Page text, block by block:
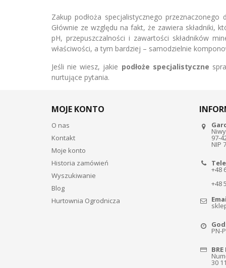
Zakup podłoża specjalistycznego
Głównie ze względu na fakt, że zawiera składniki,
pH, przepuszczalności i zawartości składników
właściwości, a tym bardziej – samodzielnie
Jeśli nie wiesz, jakie podłoże specjalistyczne
nurtujące pytania.
MOJE KONTO
O nas
Kontakt
Moje konto
Historia zamówień
Wyszukiwanie
Blog
Hurtownia Ogrodnicza
97-
NIP
+48
+48
PN-
30